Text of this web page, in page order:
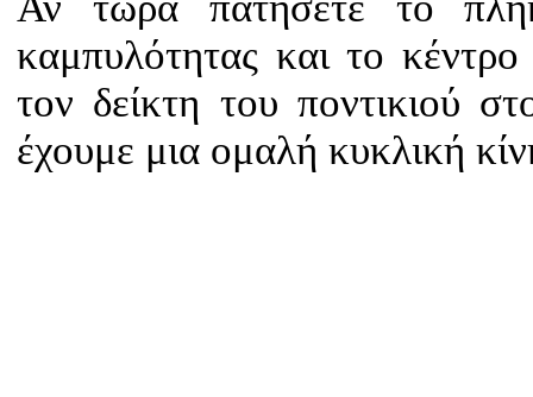
καμπυλότητας και το
τον δείκτη του ποντικιού
έχουμε μια ομαλή κυκλική